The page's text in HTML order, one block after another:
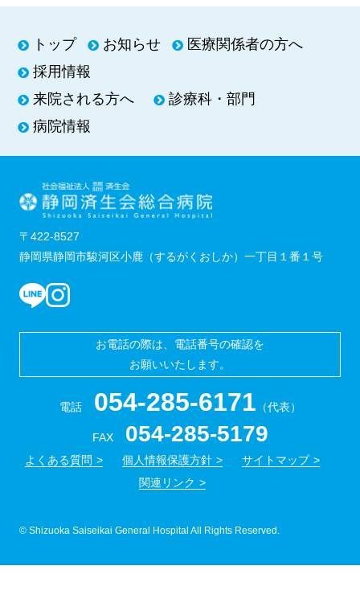
トップ お知らせ
医療関係者の方へ
採用情報
来院される方へ
診療科・部門
病院情報
〒422-8527
静岡県静岡市駿河区小鹿（するがくおしか）一丁目１番１号
お電話の際は、電話番号の確認を
お願いいたします。
電話 054-285-6171 （代表）
FAX 054-285-5179
よくある質問 個人情報保護方針
サイトマップ
関連リンク
© Shizuoka Saiseikai General Hospital All Rights Reserved.